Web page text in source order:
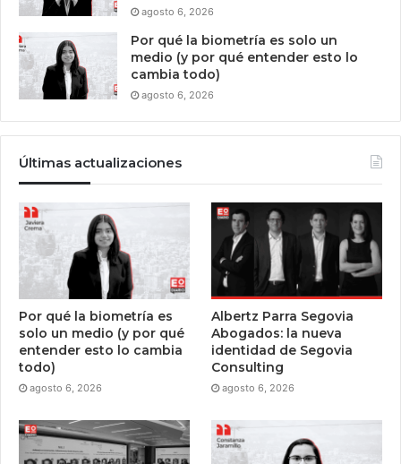
agosto 6, 2026
Por qué la biometría es solo un
medio (y por qué entender esto lo
cambia todo)
agosto 6, 2026
Últimas actualizaciones
Por qué la biometría es
solo un medio (y por qué
entender esto lo cambia
todo)
agosto 6, 2026
Albertz Parra Segovia
Abogados: la nueva
identidad de Segovia
Consulting
agosto 6, 2026